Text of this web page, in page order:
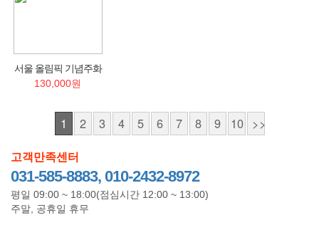
서울 올림픽 기념주화
130,000원
1 2 3 4 5 6 7 8 9 10 >>
고객만족센터
031-585-8883, 010-2432-8972
평일 09:00 ~ 18:00(점심시간 12:00 ~ 13:00)
주말, 공휴일 휴무